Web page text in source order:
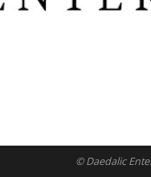
© Daedalic